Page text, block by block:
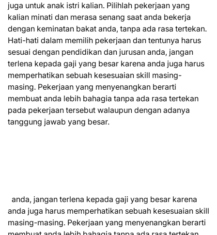
juga untuk anak istri kalian. Pilihlah pekerjaan yang
kalian minati dan merasa senang saat anda bekerja
dengan keminatan bakat anda, tanpa ada rasa tertekan.
Hati-hati dalam memilih pekerjaan dan tentunya harus
sesuai dengan pendidikan dan jurusan anda, jangan
terlena kepada gaji yang besar karena anda juga harus
memperhatikan sebuah kesesuaian skill masing-
masing. Pekerjaan yang menyenangkan berarti
membuat anda lebih bahagia tanpa ada rasa tertekan
pada pekerjaan tersebut walaupun dengan adanya
tanggung jawab yang besar.
anda, jangan terlena kepada gaji yang besar karena
anda juga harus memperhatikan sebuah kesesuaian skill
masing-masing. Pekerjaan yang menyenangkan berarti